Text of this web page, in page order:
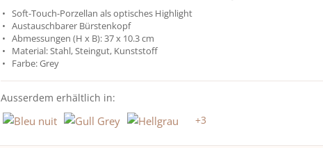
Soft-Touch-Porzellan als optisches Highlight
Austauschbarer Bürstenkopf
Abmessungen (H x B): 37 x 10.3 cm
Material: Stahl, Steingut, Kunststoff
Farbe: Grey
Ausserdem erhältlich in:
+3